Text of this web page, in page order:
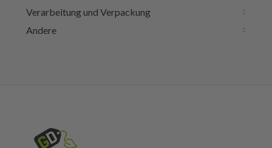
Verarbeitung und Verpackung
Andere